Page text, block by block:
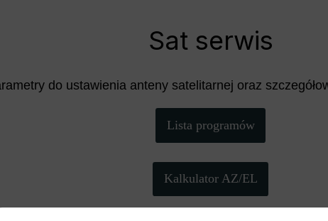
Sat serwis
do ustawienia anteny satelitarnej oraz
Lista programów
Kalkulator AZ/EL